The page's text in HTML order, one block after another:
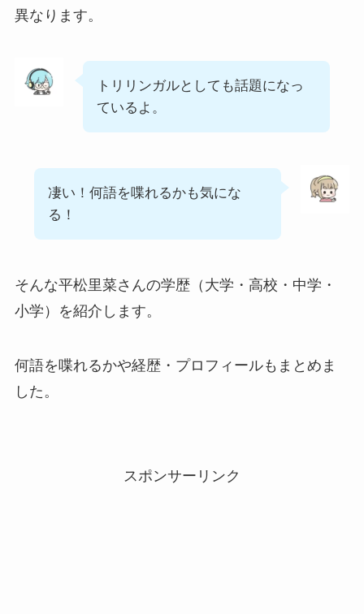
異なります。
トリリンガルとしても話題になっ
ているよ。
凄い！何語を喋れるかも気にな
る！
そんな平松里菜さんの学歴（大学・高校・中学・
小学）を紹介します。
何語を喋れるかや経歴・プロフィールもまとめま
した。
スポンサーリンク